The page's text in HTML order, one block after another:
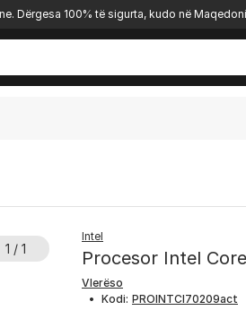
Dërgesa 100% të sigurta, kudo në
1 / 1
Intel
Procesor Intel
Vlerëso
• Kodi: